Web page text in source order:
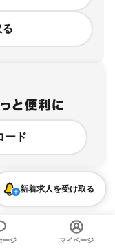
ード
求人情報
新着求人を受け取る
ージ マイページ